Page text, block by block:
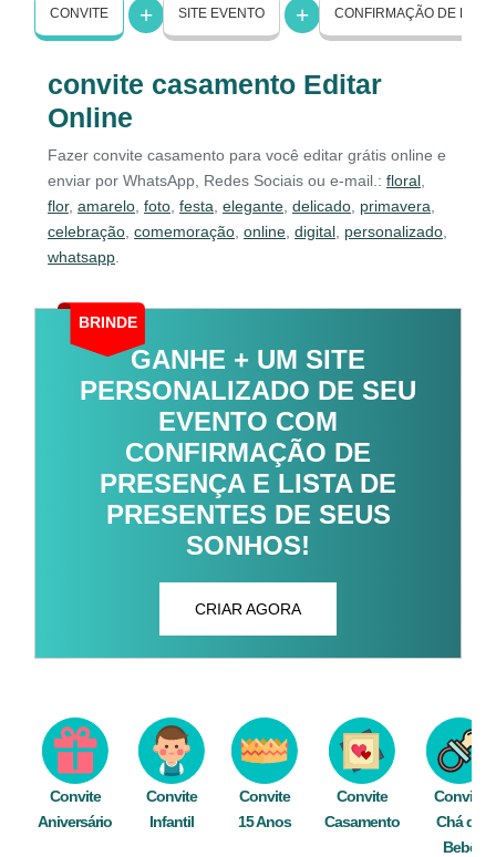
CONVITE SITE EVENTO CONFIRMAÇÃO DE
convite casamento Editar
Online
Fazer convite casamento para você editar grátis online e
enviar por WhatsApp, Redes Sociais ou e-mail.: floral
flor, amarelo foto festa elegante delicado primavera
celebração comemoração online digital personalizado
whatsapp
BRINDE
GANHE + UM SITE
PERSONALIZADO DE SEU
EVENTO COM
CONFIRMAÇÃO DE
PRESENÇA E LISTA DE
PRESENTES DE SEUS
SONHOS!
CRIAR AGORA
Convite
Aniversário
Convite
Infantil
Convite
15 Anos
Convite
Casamento
Convite
Chá de
Bebê